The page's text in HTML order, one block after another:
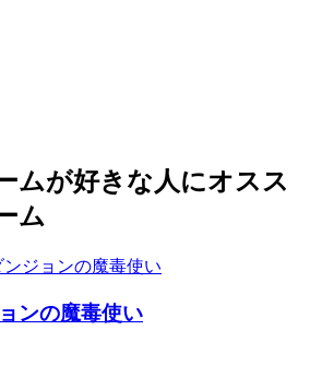
ムが好きな人にオスス
ム
ンの魔毒使い